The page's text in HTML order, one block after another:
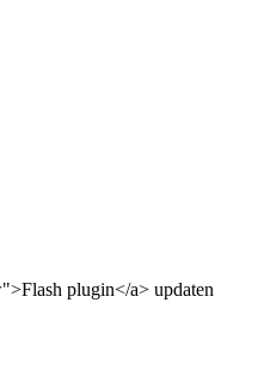
plugin</a> updaten